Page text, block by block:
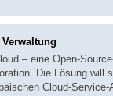
– eine Open-
Die Lösung will
Cloud-Service-